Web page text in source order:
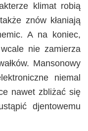
klimat robią
znów kłaniają
A na koniec,
nie zamierza
Mansonowy
niemal
nawet zbliżać się
djentowemu